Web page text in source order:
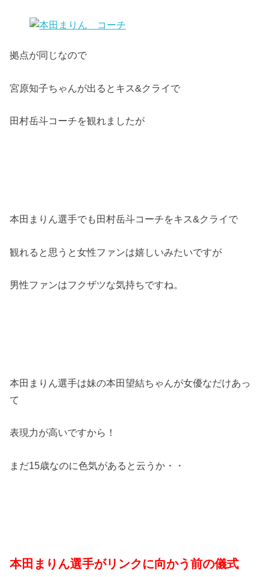
拠点が同じなので
宮原知子ちゃんが出るとキス&クライで
田村岳斗コーチを観れましたが
本田まりん選手でも田村岳斗コーチをキス&クライで
観れると思うと女性ファンは嬉しいみたいですが
男性ファンはフクザツな気持ちですね。
本田まりん選手は妹の本田望結ちゃんが女優なだけあっ
て
表現力が高いですから！
まだ15歳なのに色気があると云うか・・
本田まりん選手がリンクに向かう前の儀式